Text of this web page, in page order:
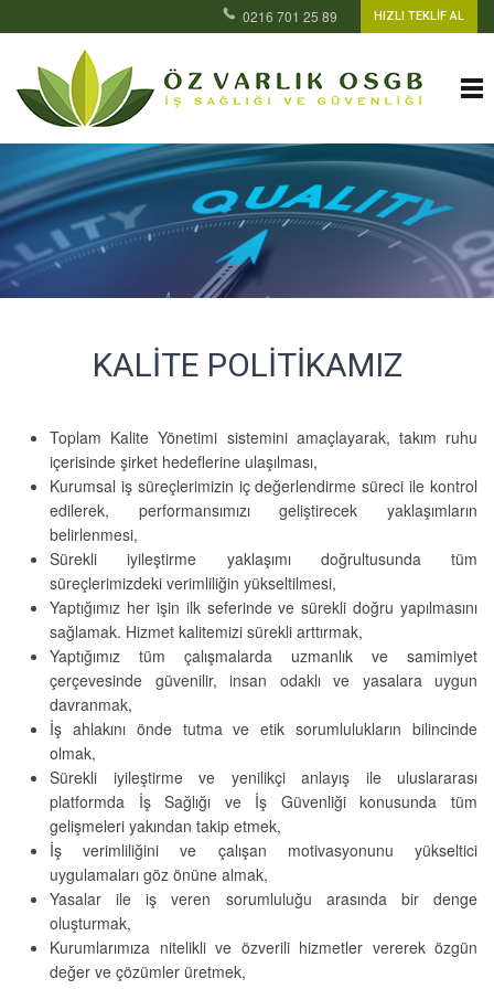
0216 701 25 89 HIZLI TEKLİF AL
KALITE POLITIKAMIZ
Toplam Kalite Yönetimi sistemini amaçlayarak, takım ruhu
içerisinde şirket hedeflerine ulaşılması,
Kurumsal iş süreçlerimizin iç değerlendirme süreci ile kontrol
edilerek, performansımızı geliştirecek yaklaşımların
belirlenmesi,
Sürekli iyileştirme yaklaşımı doğrultusunda tüm
süreçlerimizdeki verimliliğin yükseltilmesi,
Yaptığımız her işin ilk seferinde ve sürekli doğru yapılmasını
sağlamak. Hizmet kalitemizi sürekli arttırmak,
Yaptığımız tüm çalışmalarda uzmanlık ve samimiyet
çerçevesinde güvenilir, insan odaklı ve yasalara uygun
davranmak,
İş ahlakını önde tutma ve etik sorumlulukların bilincinde
olmak,
Sürekli iyileştirme ve yenilikçi anlayış ile uluslararası
platformda İş Sağlığı ve İş Güvenliği konusunda tüm
gelişmeleri yakından takip etmek,
İş verimliliğini ve çalışan motivasyonunu yükseltici
uygulamaları göz önüne almak,
Yasalar ile iş veren sorumluluğu arasında bir denge
oluşturmak,
Kurumlarımıza nitelikli ve özverili hizmetler vererek özgün
değer ve çözümler üretmek,